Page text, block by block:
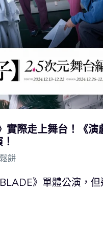
實際走上舞台！《
鬆餅
》單體公演，